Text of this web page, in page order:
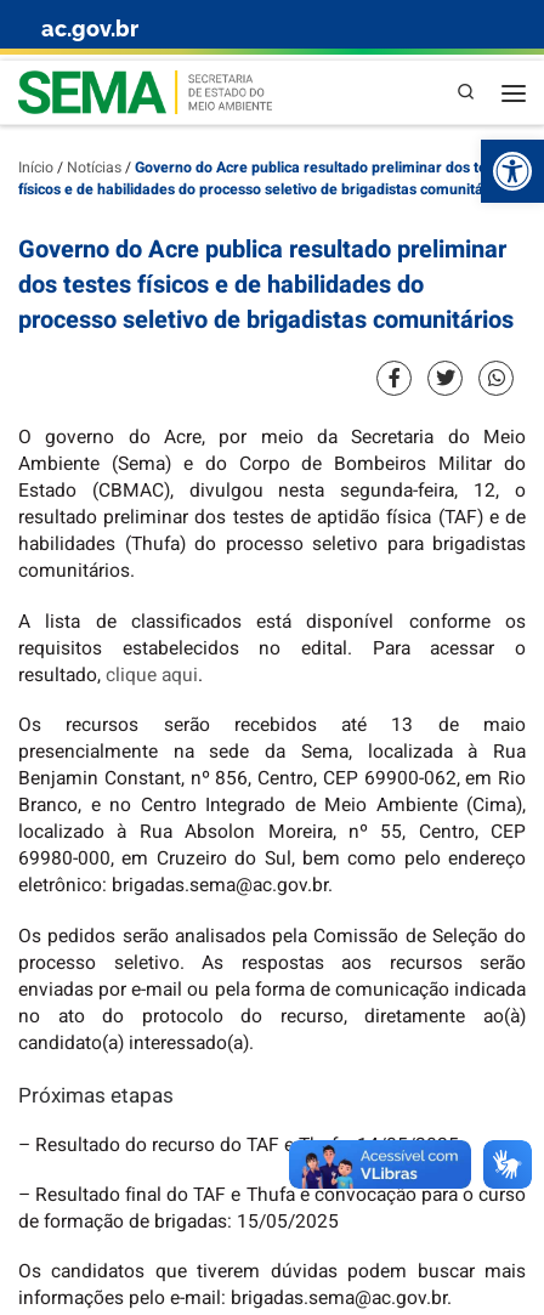
Skip to content
ac.gov.br
Pesquisa
Início/ Notícias/Governo do Acre publica resultado preliminar dos testes
físicos e de habilidades do processo seletivo de brigadistas comunitários
Governo do Acre publica resultado preliminar
dos testes físicos e de habilidades do
processo seletivo de brigadistas comunitários
O governo do Acre, por meio da Secretaria do Meio
Ambiente (Sema) e do Corpo de Bombeiros Militar do
Estado (CBMAC), divulgou nesta segunda-feira, 12, o
resultado preliminar dos testes de aptidão física (TAF) e de
habilidades (Thufa) do processo seletivo para brigadistas
comunitários.
A lista de classificados está disponível conforme os
requisitos estabelecidos no edital. Para acessar o
resultado,clique aqui.
Os recursos serão recebidos até 13 de maio
presencialmente na sede da Sema, localizada à Rua
Benjamin Constant, nº 856, Centro, CEP 69900-062, em Rio
Branco, e no Centro Integrado de Meio Ambiente (Cima),
localizado à Rua Absolon Moreira, nº 55, Centro, CEP
69980-000, em Cruzeiro do Sul, bem como pelo endereço
eletrônico: brigadas.sema@ac.gov.br.
Os pedidos serão analisados pela Comissão de Seleção do
processo seletivo. As respostas aos recursos serão
enviadas por e-mail ou pela forma de comunicação indicada
no ato do protocolo do recurso, diretamente ao(à)
candidato(a) interessado(a).
Próximas etapas
– Resultado do recurso do TAF e Thufa: 14/05/2025
– Resultado final do TAF e Thufa e convocação para o curso
de formação de brigadas: 15/05/2025
Os candidatos que tiverem dúvidas podem buscar mais
informações pelo e-mail: brigadas.sema@ac.gov.br.